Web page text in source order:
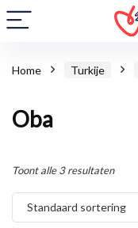
Home Turkije
Oba
Toont alle 3 resultaten
Standaard sortering